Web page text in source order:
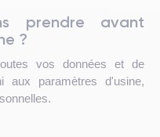
prendre avant
?
vos données et de
aux paramètres d'usine,